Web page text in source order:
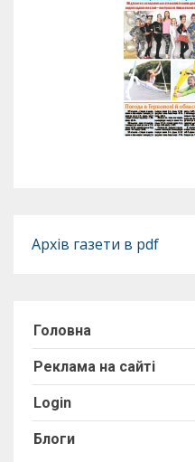
Архів газети в pdf
Головна
Реклама на сайті
Login
Блоги